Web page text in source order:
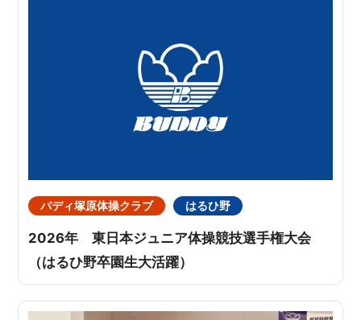
バディ塚原体操クラブ はるひ野
2026年 東日本ジュニア体操競技選手権大会
（はるひ野卒園生大活躍）